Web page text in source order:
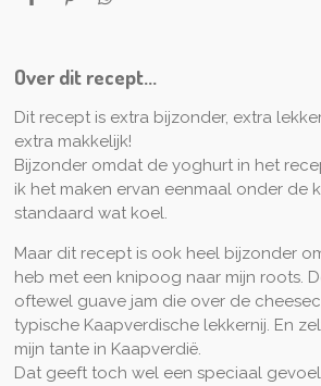
D
P
e
n
D
Over dit recept...
Dit recept is extra bijzonder, extra
extra makkelijk!
Bijzonder omdat de yoghurt in het
ik het maken ervan eenmaal onder de
standaard wat koel.
Maar dit recept is ook heel bijzonder
heb met een knipoog naar mijn roots.
oftewel guave jam die over de
typische Kaapverdische lekkernij. En
mijn tante in Kaapverdië.
Dat geeft toch wel een speciaal